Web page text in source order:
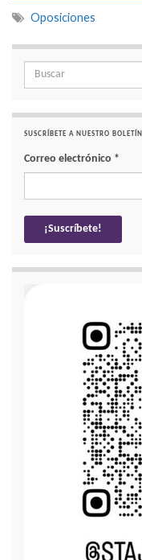
Oposiciones
Search for:
SUSCRÍBETE A NUESTRO BOLETÍN
Correo electrónico *